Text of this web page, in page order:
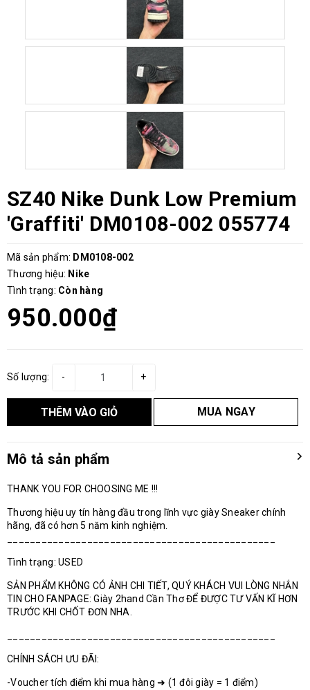
SZ40 Nike Dunk Low Premium
'Graffiti' DM0108-002 055774
Mã sản phẩm: DM0108-002
Thương hiệu: Nike
Tình trạng: Còn hàng
950.000₫
Số lượng: +
-
THÊM VÀO GIỎ MUA NGAY
Mô tả sản phẩm
THANK YOU FOR CHOOSING ME !!!
Thương hiệu uy tín hàng đầu trong lĩnh vực giày Sneaker chính
hãng, đã có hơn 5 năm kinh nghiệm.
Tình trạng: USED
SẢN PHẨM KHÔNG CÓ ẢNH CHI TIẾT, QUÝ KHÁCH VUI LÒNG NHẮN
TIN CHO FANPAGE: Giày 2hand Cần Thơ ĐỂ ĐƯỢC TƯ VẤN KĨ HƠN
TRƯỚC KHI CHỐT ĐƠN NHA.
CHÍNH SÁCH ƯU ĐÃI:
-Voucher tích điểm khi mua hàng ➜ (1 đôi giày = 1 điểm)